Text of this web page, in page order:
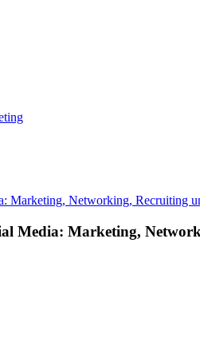
Media: Marketing,